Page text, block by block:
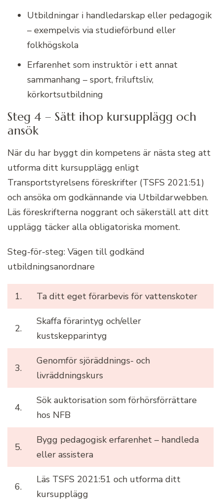
Utbildningar i handledarskap eller pedagogik
– exempelvis via studieförbund eller
folkhögskola
Erfarenhet som instruktör i ett annat
sammanhang – sport, friluftsliv,
körkortsutbildning
Steg 4 – Sätt ihop kursupplägg och
ansök
När du har byggt din kompetens är nästa steg att
utforma ditt kursupplägg enligt
Transportstyrelsens föreskrifter (TSFS 2021:51)
och ansöka om godkännande via Utbildarwebben.
Läs föreskrifterna noggrant och säkerställ att ditt
upplägg täcker alla obligatoriska moment.
Steg-för-steg: Vägen till godkänd
utbildningsanordnare
1. Ta ditt eget förarbevis för vattenskoter
2.
Skaffa förarintyg och/eller
kustskepparintyg
3.
Genomför sjöräddnings- och
livräddningskurs
4.
Sök auktorisation som förhörsförrättare
hos NFB
5.
Bygg pedagogisk erfarenhet – handleda
eller assistera
6.
Läs TSFS 2021:51 och utforma ditt
kursupplägg